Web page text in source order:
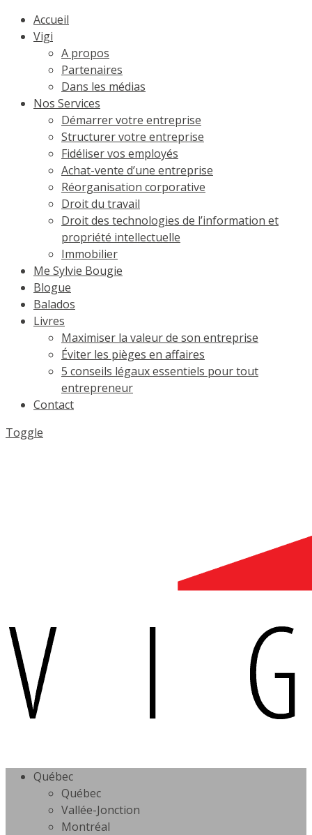
Accueil
Vigi
A propos
Partenaires
Dans les médias
Nos Services
Démarrer votre entreprise
Structurer votre entreprise
Fidéliser vos employés
Achat-vente d’une entreprise
Réorganisation corporative
Droit du travail
Droit des technologies de l’information et
propriété intellectuelle
Immobilier
Me Sylvie Bougie
Blogue
Balados
Livres
Maximiser la valeur de son entreprise
Éviter les pièges en affaires
5 conseils légaux essentiels pour tout
entrepreneur
Contact
Toggle
Québec
Québec
Vallée-Jonction
Montréal